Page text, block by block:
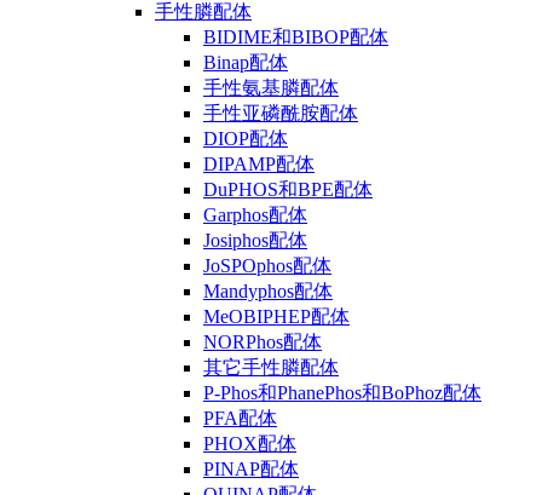
手性膦配体
BIDIME和BIBOP配体
Binap配体
手性氨基膦配体
手性亚磷酰胺配体
DIOP配体
DIPAMP配体
DuPHOS和BPE配体
Garphos配体
Josiphos配体
JoSPOphos配体
Mandyphos配体
MeOBIPHEP配体
NORPhos配体
其它手性膦配体
P-Phos和PhanePhos和BoPhoz配体
PFA配体
PHOX配体
PINAP配体